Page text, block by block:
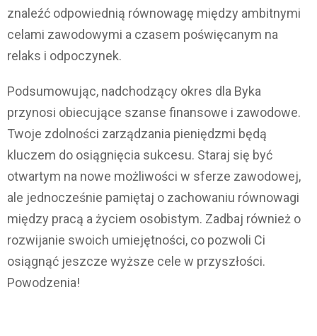
znaleźć odpowiednią równowagę między ambitnymi
celami zawodowymi a czasem poświęcanym na
relaks i odpoczynek.
Podsumowując, nadchodzący okres dla Byka
przynosi obiecujące szanse finansowe i zawodowe.
Twoje zdolności zarządzania pieniędzmi będą
kluczem do osiągnięcia sukcesu. Staraj się być
otwartym na nowe możliwości w sferze zawodowej,
ale jednocześnie pamiętaj o zachowaniu równowagi
między pracą a życiem osobistym. Zadbaj również o
rozwijanie swoich umiejętności, co pozwoli Ci
osiągnąć jeszcze wyższe cele w przyszłości.
Powodzenia!